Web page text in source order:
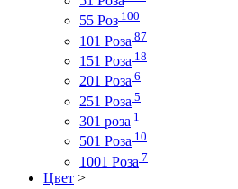
55 Роз 100
101 Роза 87
151 Роза 18
201 Роза 6
251 Роза 5
301 роза 1
501 Роза 10
1001 Роза 7
Цвет >